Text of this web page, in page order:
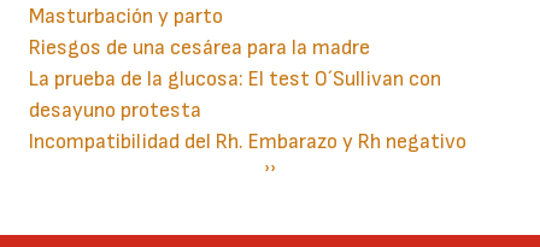
Masturbación y parto
Riesgos de una cesárea para la madre
La prueba de la glucosa: El test O´Sullivan con
desayuno protesta
Incompatibilidad del Rh. Embarazo y Rh negativo
Siguiente
››